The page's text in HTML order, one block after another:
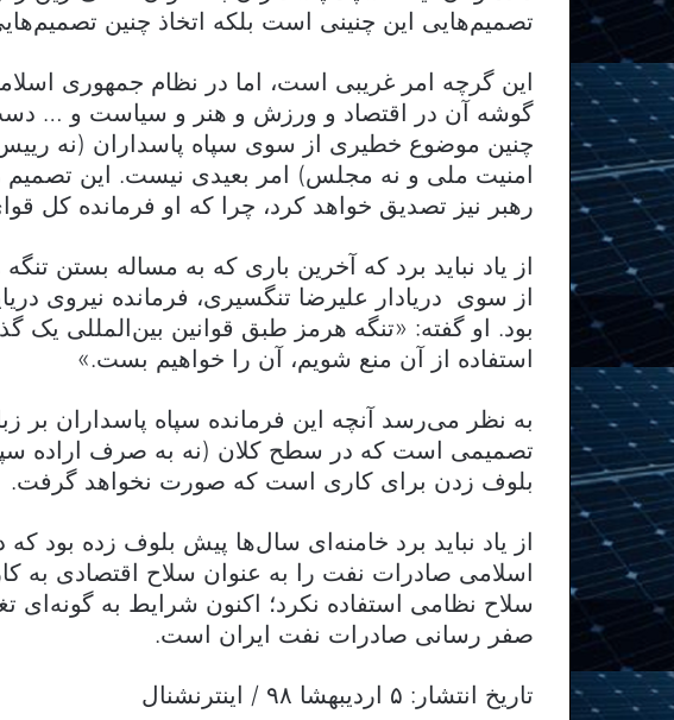
تصمیم‌هایی این چنینی است بلکه اتخاذ چنین
این گرچه امر غریبی است، اما در نظام جمهوری
گوشه آن در اقتصاد و ورزش و هنر و سیاست و …
چنین موضوع خطیری از سوی سپاه پاسداران (نه
امنیت ملی و نه مجلس) امر بعیدی نیست. این تصمیم
رهبر نیز تصدیق خواهد کرد، چرا که او فرمانده کل
از یاد نباید برد که آخرین باری که به مساله بستن
از سوی دریادار علیرضا تنگسیری، فرمانده نیروی
بود. او گفته: «تنگه هرمز طبق قوانین بین‌المللی یک
استفاده از آن منع شویم، آن را خواهیم بست.»
به نظر می‌رسد آنچه این فرمانده سپاه پاسداران بر
تصمیمی است که در سطح کلان (نه به صرف اراده
بلوف زدن برای کاری است که صورت نخواهد گرفت.
از یاد نباید برد خامنه‌ای سال‌ها پیش بلوف زده بود
اسلامی صادرات نفت را به عنوان سلاح اقتصادی به
سلاح نظامی استفاده نکرد؛ اکنون شرایط به گونه‌ای
صفر رسانی صادرات نفت ایران است.
تاریخ انتشار: ۵ اردیبهشا ۹۸ / اینترنشنال